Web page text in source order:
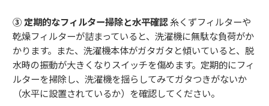
③ 定期的なフィルター掃除と水平確認糸くずフィルターや
乾燥フィルターが詰まっていると、洗濯機に無駄な負荷がか
かります。また、洗濯機本体がガタガタと傾いていると、脱
水時の振動が大きくなりスイッチを傷めます。定期的にフィ
ルターを掃除し、洗濯機を揺らしてみてガタつきがないか
（水平に設置されているか）を確認してください。